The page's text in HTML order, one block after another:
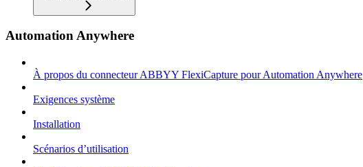
Automation Anywhere
À propos du connecteur ABBYY FlexiCapture pour Automation Anywhere
Exigences système
Installation
Scénarios d’utilisation